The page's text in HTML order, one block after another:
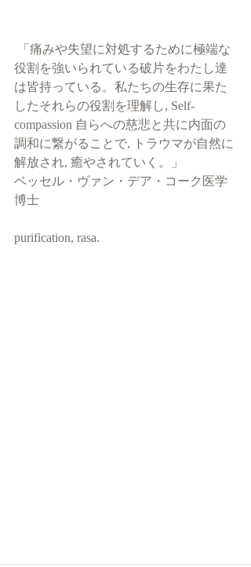
役割を強いられている破片をわたし達
は皆持っている。私たちの生存に果た
したそれらの役割を理解し, Self-
compassion 自らへの慈悲と共に内面の
調和に繋がることで, トラウマが自然に
解放され, 癒やされていく。」
ベッセル・ヴァン・デア・コーク医学
博士
purification, rasa.